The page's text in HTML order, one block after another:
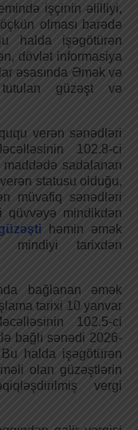
işçinin əlilliyi,
olması barədə
halda işəgötürən
dövlət informasiya
əsasında Əmək və
güzəşt və
verən sənədləri
102.8-ci
sadalanan
statusu olduğu,
müvafiq sənədləri
qüvvəyə mindikdən
həmin əmək
mindiyi tarixdən
bağlanan əmək
tarixi 10 yanvar
102.5-ci
bağlı sənədi 2026-
halda işəgötürən
olan güzəştlərin
vergi